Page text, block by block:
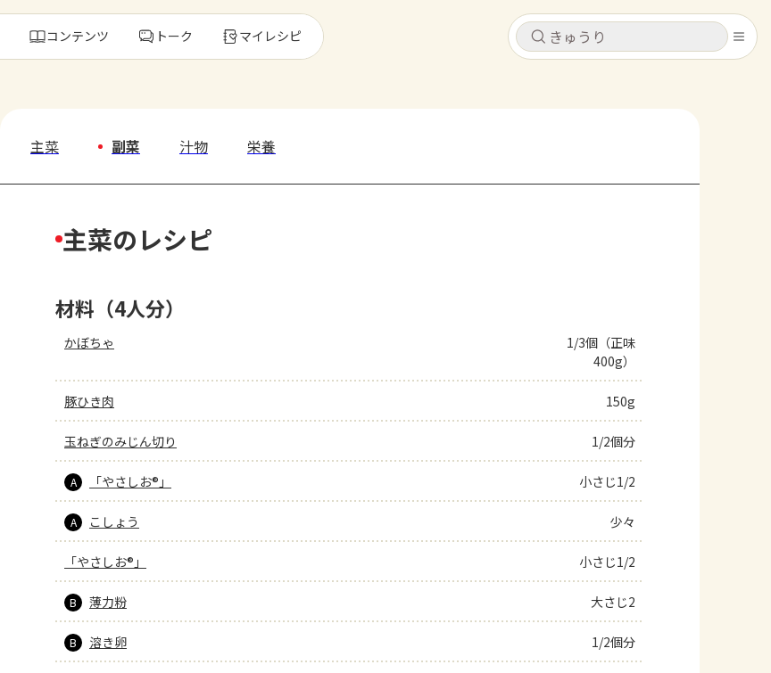
キャンセル
トーク
よくあるお問い合わせ
AJINOMOTO PARK とは
キャンセル
コンテンツ トーク マイレシピ
もっと見る
主菜 副菜 汁物 栄養
主菜のレシピ
材料（4人分）
かぼちゃ
1/3個（正味
400g）
豚ひき肉 150g
玉ねぎのみじん切り 1/2個分
A 「やさしお®」 小さじ1/2
A こしょう 少々
「やさしお®」 小さじ1/2
B 薄力粉 大さじ2
B 溶き卵 1/2個分